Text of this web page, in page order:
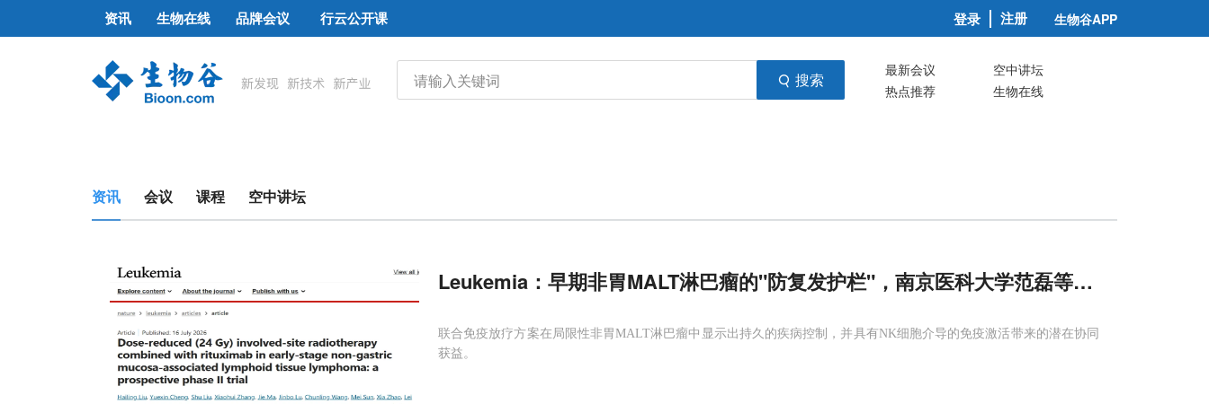
资讯 生物在线 品牌会议 行云公开课 登录 注册 生物谷APP
搜索 最新会议
空中讲坛
热点推荐
生物在线
资讯 会议 课程 空中讲坛
Leukemia：早期非胃MALT淋巴瘤的"防复发护栏"，南京医科大学范磊等发现24 Gy放
联合免疫放疗方案在局限性非胃MALT淋巴瘤中显示出持久的疾病控制，并具有NK细胞介导的免疫激活带来的潜在协同
获益。